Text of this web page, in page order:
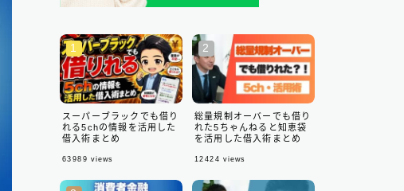
スーパーブラックでも借り
れる5chの情報を活用した
借入術まとめ
63989 views
総量規制オーバーでも借り
れた5ちゃんねると知恵袋
を活用した借入術まとめ
12424 views